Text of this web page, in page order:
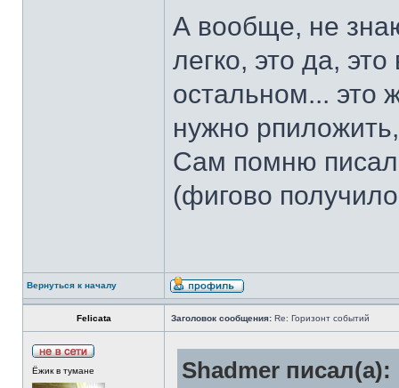
А вообще, не
легко, это да,
остальном... это
нужно
Сам помню писал
(фигово
Вернуться к началу
Felicata Заголовок сообщения: Re: Горизонт событий
Ёжик в тумане Shadmer писал(а):